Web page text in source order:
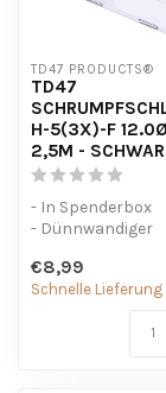
TD47 PRODUCTS®
TD47
H-5(3X)-F
2,5M -
- In Spenderbox
- Dünnwandiger
Kleber.
- UV-beständ...
€8,99
Schnelle Lieferung